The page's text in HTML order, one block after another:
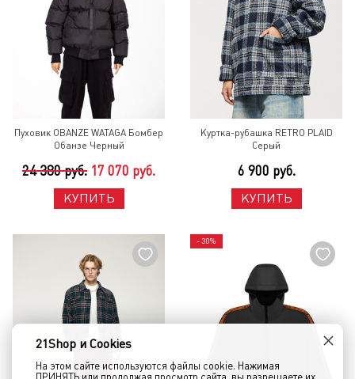
Пуховик OBANZE WATAGA Бомбер
Обанзе Черный
24 380 руб. 17 070 руб.
КУПИТЬ
Куртка-рубашка RETRO PLAID
Серый
6 900 руб.
КУПИТЬ
- 30%
21Shop и Cookies
На этом сайте используются файлы cookie. Нажимая
×